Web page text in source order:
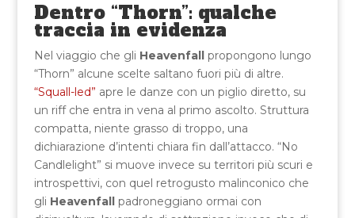
Dentro “Thorn”: qualche
traccia in evidenza
Nel viaggio che gli Heavenfallpropongono lungo
“Thorn” alcune scelte saltano fuori più di altre.
“Squall-led” apre le danze con un piglio diretto, su
un riff che entra in vena al primo ascolto. Struttura
compatta, niente grasso di troppo, una
dichiarazione d’intenti chiara fin dall’attacco. “No
Candlelight” si muove invece su territori più scuri e
introspettivi, con quel retrogusto malinconico che
gli Heavenfallpadroneggiano ormai con